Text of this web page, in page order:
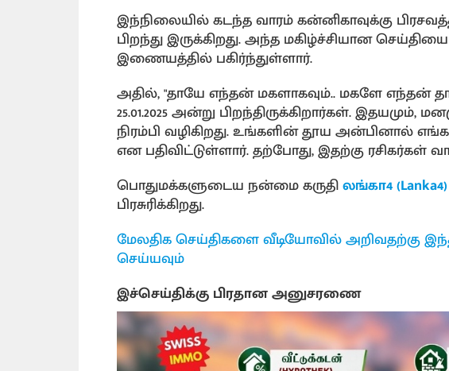
இந்நிலையில் கடந்த வாரம் கன்னிகாவுக்கு
பிறந்து இருக்கிறது. அந்த மகிழ்ச்சியான
இணையத்தில் பகிர்ந்துள்ளார்.
அதில், "தாயே எந்தன் மகளாகவும்.. மகளே எந்தன்
25.01.2025 அன்று பிறந்திருக்கிறார்கள். இதயமும்,
நிரம்பி வழிகிறது. உங்களின் தூய அன்பினால்
என பதிவிட்டுள்ளார். தற்போது, இதற்கு ரசிகர்கள்
பொதுமக்களுடைய நன்மை கருதிலங்கா4 (Lanka4)
பிரசுரிக்கிறது.
மேலதிக செய்திகளை வீடியோவில் அறிவதற்கு
செய்யவும்
இச்செய்திக்கு பிரதான அனுசரணை